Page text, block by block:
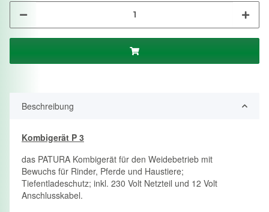
Beschreibung
Kombigerät P 3
das PATURA Kombigerät für den Weidebetrieb mit
Bewuchs für Rinder, Pferde und Haustiere;
Tiefentladeschutz; inkl. 230 Volt Netzteil und 12 Volt
Anschlusskabel.